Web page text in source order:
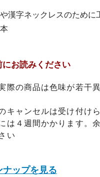
漢字ネックレスのために
お読みください
際の商品は色味が若干
キャンセルは受け付け
は４週間かかります。
い
ナップを見る